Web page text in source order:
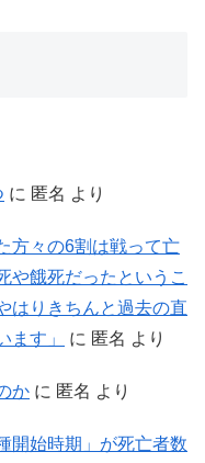
に 匿名 より
方々の6割は戦って亡
や餓死だったというこ
はりきちんと過去の直
ます」
に 匿名 より
か に 匿名 より
開始時期」が死亡者数